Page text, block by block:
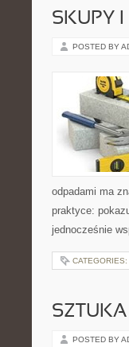
SKUPY I
POSTED BY
odpadami ma
praktyce:
jednocześnie
CATEGORIES:
SZTUKA
POSTED BY